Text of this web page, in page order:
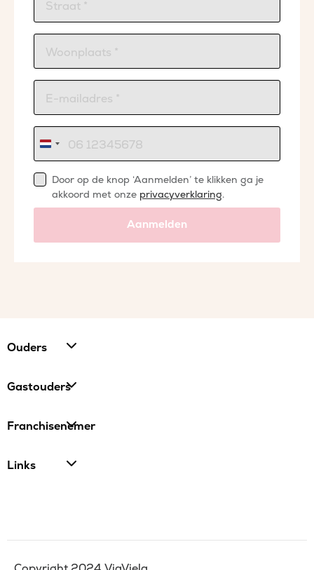
Nederland
+31
Door op de knop ‘Aanmelden’ te klikken ga je
akkoord met onze privacyverklaring.
Aanmelden
Ouders
Gastouders
Franchisenemer
Links